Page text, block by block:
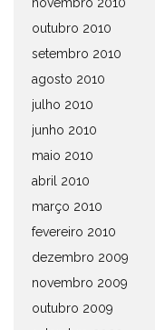
novembro 2010
outubro 2010
setembro 2010
agosto 2010
julho 2010
junho 2010
maio 2010
abril 2010
março 2010
fevereiro 2010
dezembro 2009
novembro 2009
outubro 2009